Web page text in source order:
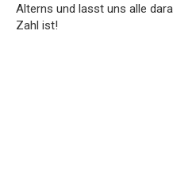
Alterns und lasst uns alle
Zahl ist!